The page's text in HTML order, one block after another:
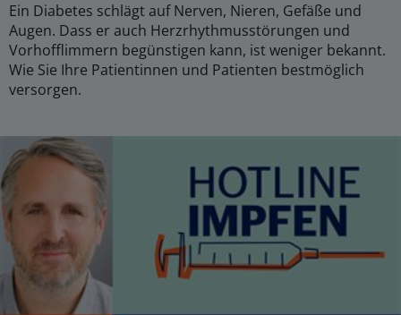
Ein Diabetes schlägt auf Nerven, Nieren, Gefäße und
Augen. Dass er auch Herzrhythmusstörungen und
Vorhofflimmern begünstigen kann, ist weniger bekannt.
Wie Sie Ihre Patientinnen und Patienten bestmöglich
versorgen.